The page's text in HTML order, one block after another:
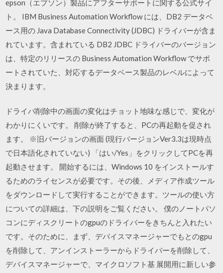
epson（エプソン）製品にアフターサポートに関する公式サイ
ト。 IBM Business Automation Workflow には、DB2 データベ
ース用の Java Database Connectivity (JDBC) ドライバーが含ま
れています。含まれている DB2 JDBC ドライバーのバージョン
は、特定のリリースの Business Automation Workflow でサポ
ートされていた、対応するデータベース製品のレベルによって
決まります。
ドライバ削除中の画面の変化はチョット地味な感じで、変化が
わかりにくいです。 削除が終了すると、PCの再起動を促され
ます。 ※旧バージョンの画面 (現行バージョンVer3.3は現時点
で日本語化されていない) 「はい/Yes」をクリックしてPCを再
起動させます。 開始するには、Windows 10 をインストールす
るためのライセンスが必要です。その後、メディア作成ツール
をダウンロードして実行することができます。ツールの使い方
についての詳細は、下の説明をご覧ください。 僕のノートパソ
コンにディスクリートのgpuのドライバーをきちんと入れたい
です。そのために、まず、デバイスマネージャーでもとのgpu
を削除して、アンインストーラーからドライバーを削除して、
デバイスマネージャーで、マイクロソフト基 展開用に新しい参